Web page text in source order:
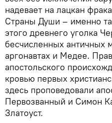
надевает на лацкан
Страны Души – именно
этого древнего уголка
бесчисленных античных
аргонавтах и Медее.
апостольского
кровью первых
здесь проповедовали
Первозванный и Симон
Златоуст.